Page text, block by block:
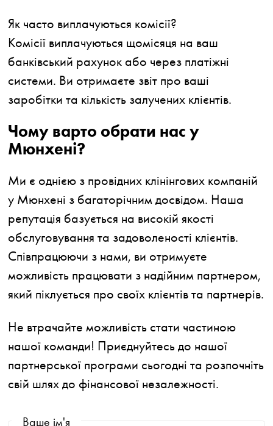
Як часто виплачуються комісії?
Комісії виплачуються щомісяця на ваш
банківський рахунок або через платіжні
системи. Ви отримаєте звіт про ваші
заробітки та кількість залучених клієнтів.
Чому варто обрати нас у
Мюнхені?
Ми є однією з провідних клінінгових компаній
у Мюнхені з багаторічним досвідом. Наша
репутація базується на високій якості
обслуговування та задоволеності клієнтів.
Співпрацюючи з нами, ви отримуєте
можливість працювати з надійним партнером,
який піклується про своїх клієнтів та партнерів.
Не втрачайте можливість стати частиною
нашої команди! Приєднуйтесь до нашої
партнерської програми сьогодні та розпочніть
свій шлях до фінансової незалежності.
Ваше ім'я